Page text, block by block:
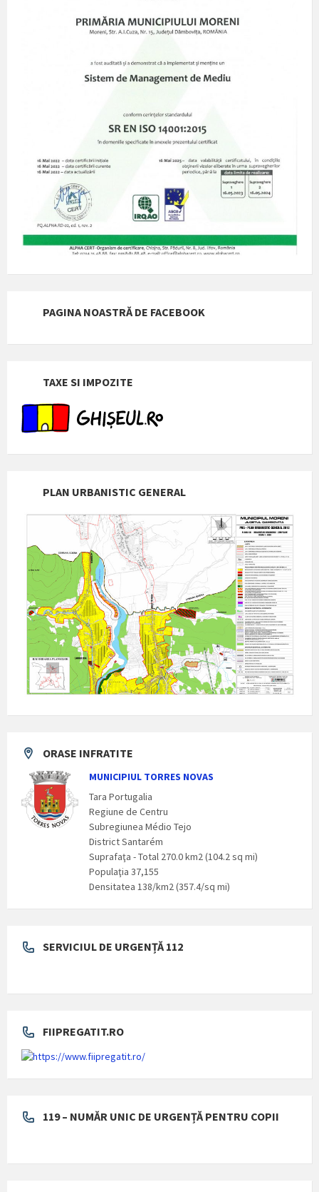
PAGINA NOASTRĂ DE FACEBOOK
TAXE SI IMPOZITE
PLAN URBANISTIC GENERAL
ORASE INFRATITE
MUNICIPIUL TORRES NOVAS
Tara Portugalia
Regiune de Centru
Subregiunea Médio Tejo
District Santarém
Suprafaţa - Total 270.0 km2 (104.2 sq mi)
Populaţia 37,155
Densitatea 138/km2 (357.4/sq mi)
SERVICIUL DE URGENȚĂ 112
FIIPREGATIT.RO
119 – NUMĂR UNIC DE URGENȚĂ PENTRU COPII